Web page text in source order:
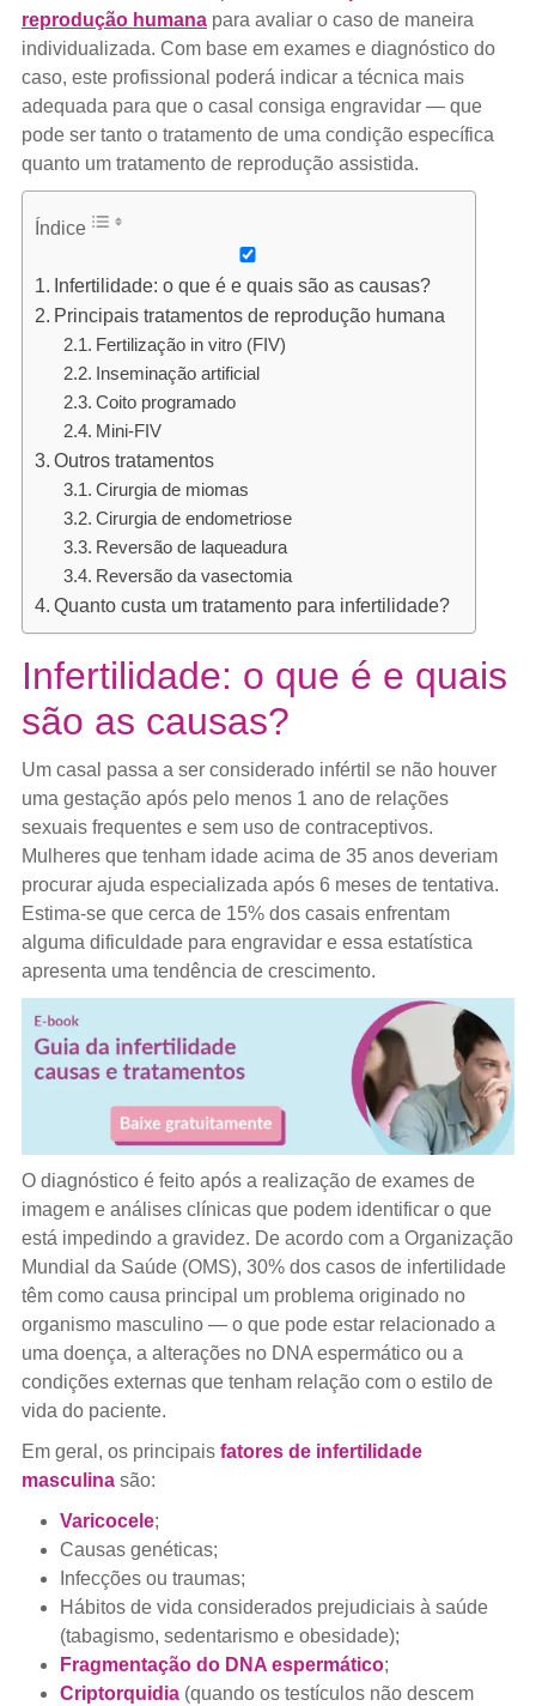
reprodução humanapara avaliar o caso de maneira
individualizada. Com base em exames e diagnóstico do
caso, este profissional poderá indicar a técnica mais
adequada para que o casal consiga engravidar — que
pode ser tanto o tratamento de uma condição específica
quanto um tratamento de reprodução assistida.
Índice
Infertilidade: o que é e quais são as causas?
Principais tratamentos de reprodução humana
Fertilização in vitro (FIV)
Inseminação artificial
Coito programado
Mini-FIV
Outros tratamentos
Cirurgia de miomas
Cirurgia de endometriose
Reversão de laqueadura
Reversão da vasectomia
Quanto custa um tratamento para infertilidade?
Infertilidade: o que é e quais
são as causas?
Um casal passa a ser considerado infértil se não houver
uma gestação após pelo menos 1 ano de relações
sexuais frequentes e sem uso de contraceptivos.
Mulheres que tenham idade acima de 35 anos deveriam
procurar ajuda especializada após 6 meses de tentativa.
Estima-se que cerca de 15% dos casais enfrentam
alguma dificuldade para engravidar e essa estatística
apresenta uma tendência de crescimento.
O diagnóstico é feito após a realização de exames de
imagem e análises clínicas que podem identificar o que
está impedindo a gravidez. De acordo com a Organização
Mundial da Saúde (OMS), 30% dos casos de infertilidade
têm como causa principal um problema originado no
organismo masculino — o que pode estar relacionado a
uma doença, a alterações no DNA espermático ou a
condições externas que tenham relação com o estilo de
vida do paciente.
Em geral, os principais fatores de infertilidade
masculinasão:
Varicocele;
Causas genéticas;
Infecções ou traumas;
Hábitos de vida considerados prejudiciais à saúde
(tabagismo, sedentarismo e obesidade);
Fragmentação do DNA espermático;
Criptorquidia(quando os testículos não descem